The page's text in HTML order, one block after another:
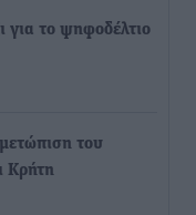
για το ψηφοδέλτιο
του
Κρήτη